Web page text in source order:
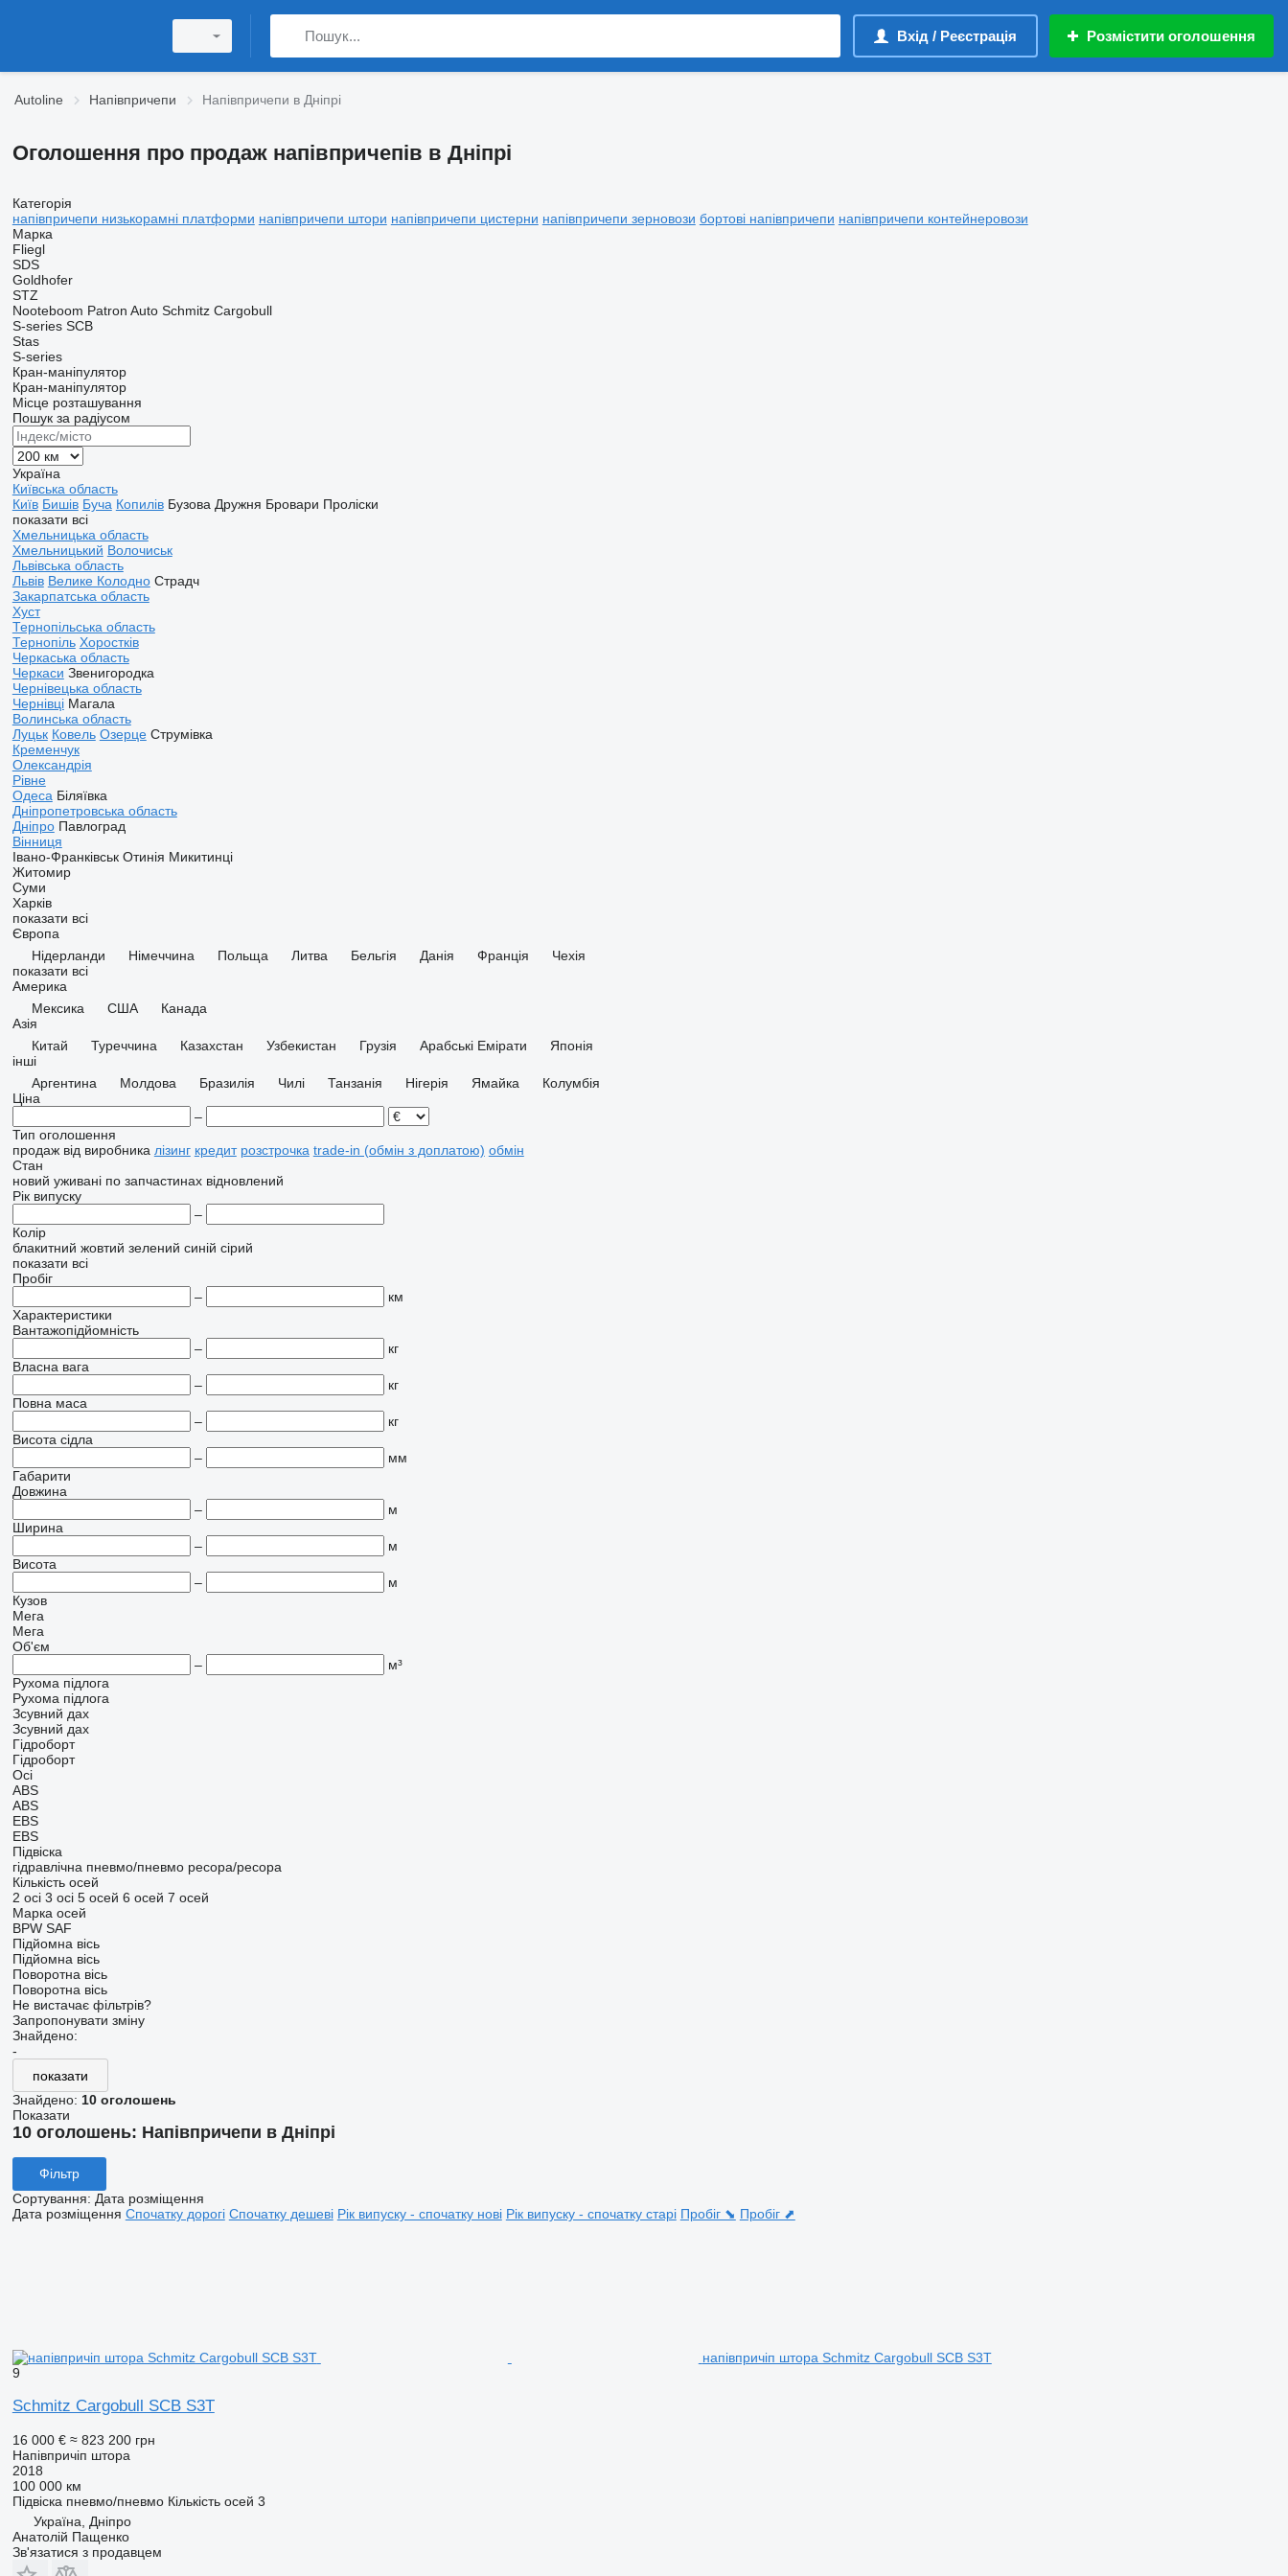
Вхід / Реєстрація Розмістити оголошення
Autoline Напівпричепи Напівпричепи в Дніпрі
Оголошення про продаж напівпричепів в Дніпрі
Категорія
напівпричепи низькорамні платформи напівпричепи штори напівпричепи цистерни напівпричепи зерновози бортові напівпричепи напівпричепи контейнеровози
Марка
Fliegl
SDS
Goldhofer
STZ
Nooteboom Patron Auto Schmitz Cargobull
S-series SCB
Stas
S-series
Кран-маніпулятор
Кран-маніпулятор
Місце розташування
Пошук за радіусом
Україна
Київська область
Київ Бишів Буча Копилів Бузова Дружня Бровари Проліски
показати всі
Хмельницька область
Хмельницький Волочиськ
Львівська область
Львів Велике Колодно Страдч
Закарпатська область
Хуст
Тернопільська область
Тернопіль Хоростків
Черкаська область
Черкаси Звенигородка
Чернівецька область
Чернівці Магала
Волинська область
Луцьк Ковель Озерце Струмівка
Кременчук
Олександрія
Рівне
Одеса Біляївка
Дніпропетровська область
Дніпро Павлоград
Вінниця
Івано-Франківськ Отинія Микитинці
Житомир
Суми
Харків
показати всі
Європа
Нідерланди
Німеччина Польща Литва Бельгія Данія Франція
Чехія
показати всі
Америка
Мексика
США
Канада
Азія
Китай
Туреччина Казахстан Узбекистан Грузія Арабські Емірати
Японія
інші
Аргентина
Молдова Бразилія Чилі Танзанія Нігерія Ямайка
Колумбія
Ціна
–
Тип оголошення
продаж від виробника лізинг кредит розстрочка trade-in (обмін з доплатою) обмін
Стан
новий уживані по запчастинах відновлений
Рік випуску
–
Колір
блакитний жовтий зелений синій сірий
показати всі
Пробіг
–
км
Характеристики
Вантажопідйомність
–
кг
Власна вага
–
кг
Повна маса
–
кг
Висота сідла
–
мм
Габарити
Довжина
–
м
Ширина
–
м
Висота
–
м
Кузов
Мега
Мега
Об'єм
–
м³
Рухома підлога
Рухома підлога
Зсувний дах
Зсувний дах
Гідроборт
Гідроборт
Осі
ABS
ABS
EBS
EBS
Підвіска
гідравлічна пневмо/пневмо ресора/ресора
Кількість осей
2 осі 3 осі 5 осей 6 осей 7 осей
Марка осей
BPW SAF
Підйомна вісь
Підйомна вісь
Поворотна вісь
Поворотна вісь
Не вистачає фільтрів?
Запропонувати зміну
Знайдено:
-
показати
Знайдено: 10 оголошень
Показати
10 оголошень: Напівпричепи в Дніпрі
Фільтр
Сортування: Дата розміщення
Дата розміщення Спочатку дорогі Спочатку дешеві Рік випуску - спочатку нові Рік випуску - спочатку старі Пробіг ⬊ Пробіг ⬈
напівпричіп штора Schmitz Cargobull SCB S3T
9
Schmitz Cargobull SCB S3T
16 000 € ≈ 823 200 грн
Напівпричіп штора
2018
100 000 км
Підвіска пневмо/пневмо Кількість осей 3
Україна, Дніпро
Анатолій Пащенко
Зв'язатися з продавцем